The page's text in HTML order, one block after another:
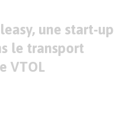
une start-up
le transport
VTOL